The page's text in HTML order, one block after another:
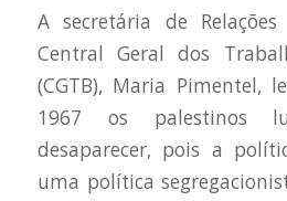
A secretária de
Central Geral dos
(CGTB), Maria Pimentel,
1967 os palestinos
desaparecer, pois a
uma política